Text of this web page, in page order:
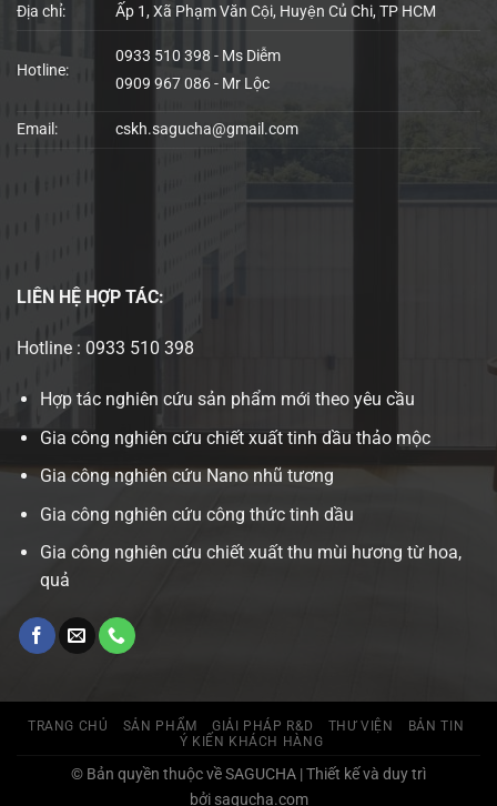
Địa chỉ: Ấp 1, Xã Phạm Văn Cội, Huyện Củ Chi, TP HCM
Hotline:
0933 510 398 - Ms Diễm
0909 967 086 - Mr Lộc
Email: cskh.sagucha@gmail.com
LIÊN HỆ HỢP TÁC:
Hotline : 0933 510 398
Hợp tác nghiên cứu sản phẩm mới theo yêu cầu
Gia công nghiên cứu chiết xuất tinh dầu thảo mộc
Gia công nghiên cứu Nano nhũ tương
Gia công nghiên cứu công thức tinh dầu
Gia công nghiên cứu chiết xuất thu mùi hương từ hoa,
quả
TRANG CHỦ SẢN PHẨM GIẢI PHÁP R&D THƯ VIỆN
BẢN TIN
Ý KIẾN KHÁCH HÀNG
© Bản quyền thuộc về SAGUCHA | Thiết kế và duy trì
bởi sagucha.com